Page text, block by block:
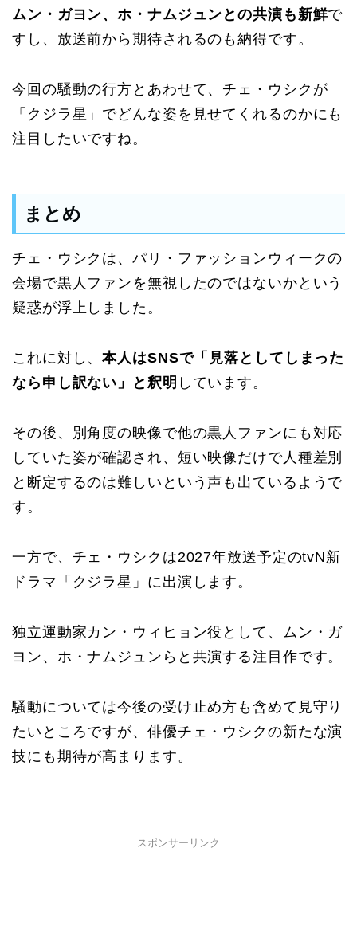
ムン・ガヨン、ホ・ナムジュンとの共演も新鮮で
すし、放送前から期待されるのも納得です。
今回の騒動の行方とあわせて、チェ・ウシクが
「クジラ星」でどんな姿を見せてくれるのかにも
注目したいですね。
まとめ
チェ・ウシクは、パリ・ファッションウィークの
会場で黒人ファンを無視したのではないかという
疑惑が浮上しました。
これに対し、本人はSNSで「見落としてしまった
なら申し訳ない」と釈明 しています。
その後、別角度の映像で他の黒人ファンにも対応
していた姿が確認され、短い映像だけで人種差別
と断定するのは難しいという声も出ているようで
す。
一方で、チェ・ウシクは2027年放送予定のtvN新
ドラマ「クジラ星」に出演します。
独立運動家カン・ウィヒョン役として、ムン・ガ
ヨン、ホ・ナムジュンらと共演する注目作です。
騒動については今後の受け止め方も含めて見守り
たいところですが、俳優チェ・ウシクの新たな演
技にも期待が高まります。
スポンサーリンク